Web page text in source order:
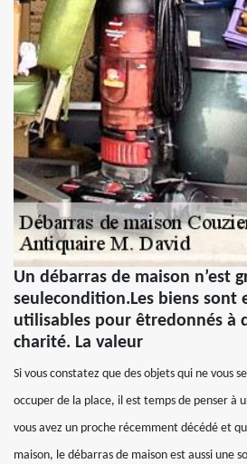
Un débarras de maison n’est
seulecondition.Les biens sont
utilisables pour êtredonnés à
charité. La valeur
Si vous constatez que des objets qui ne vous
occuper de la place, il est temps de penser à
vous avez un proche récemment décédé et
maison, le débarras de maison est aussi une